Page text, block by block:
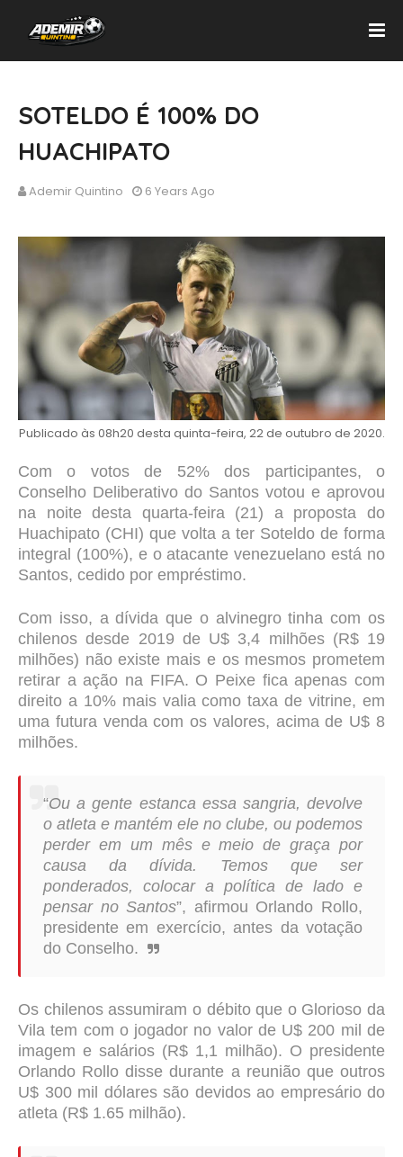
SOTELDO É 100% DO
HUACHIPATO
Ademir Quintino 6 Years Ago
Publicado às 08h20 desta quinta-feira, 22 de outubro de 2020.
Com o votos de 52% dos participantes, o
Conselho Deliberativo do Santos votou e aprovou
na noite desta quarta-feira (21) a proposta do
Huachipato (CHI) que volta a ter Soteldo de forma
integral (100%), e o atacante venezuelano está no
Santos, cedido por empréstimo.
Com isso, a dívida que o alvinegro tinha com os
chilenos desde 2019 de U$ 3,4 milhões (R$ 19
milhões) não existe mais e os mesmos prometem
retirar a ação na FIFA. O Peixe fica apenas com
direito a 10% mais valia como taxa de vitrine, em
uma futura venda com os valores, acima de U$ 8
milhões.
“Ou a gente estanca essa sangria, devolve
o atleta e mantém ele no clube, ou podemos
perder em um mês e meio de graça por
causa da dívida. Temos que ser
ponderados, colocar a política de lado e
pensar no Santos”, afirmou Orlando Rollo,
presidente em exercício, antes da votação
do Conselho.
Os chilenos assumiram o débito que o Glorioso da
Vila tem com o jogador no valor de U$ 200 mil de
imagem e salários (R$ 1,1 milhão). O presidente
Orlando Rollo disse durante a reunião que outros
U$ 300 mil dólares são devidos ao empresário do
atleta (R$ 1.65 milhão).